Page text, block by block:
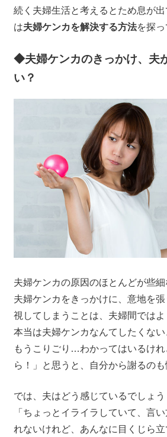
続く夫婦生活と考えるとため息が
は夫婦ケンカを解決する方法を探っ
◆夫婦ケンカのきっかけ、夫
い？
夫婦ケンカの原因のほとんどが些細
夫婦ケンカをきっかけに、意地を
視してしまうことは、夫婦間ではよ
本当は夫婦ケンカなんてしたくな
もうこりごり…わかってはいるけ
ら！」と思うと、自分から謝るのも
では、夫はどう感じているでしょう
「ちょっとイライラしていて、言
れないけれど、あんなに目くじら立